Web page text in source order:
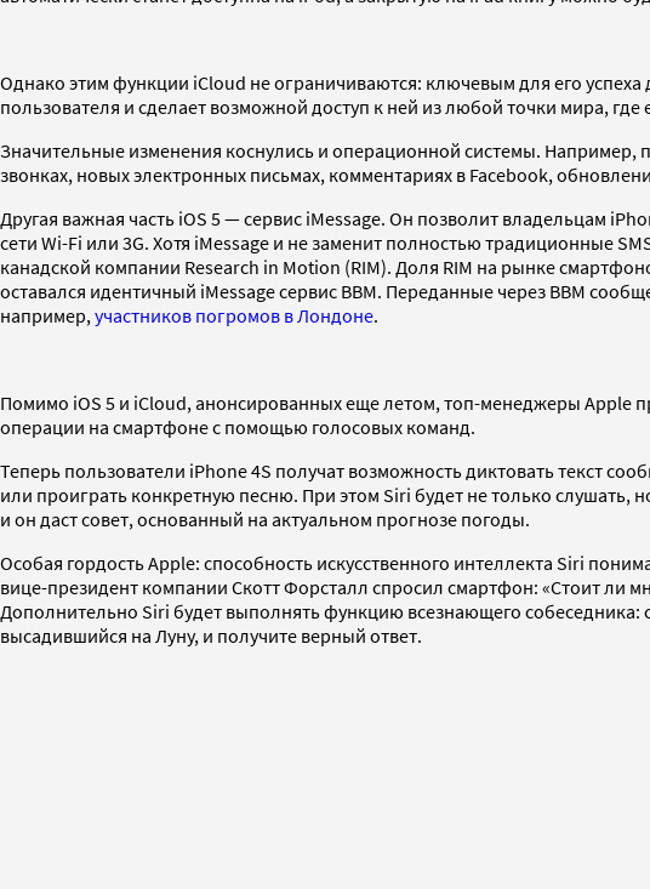
Однако этим функции iCloud не ограничиваются: ключевым для его
пользователя и сделает возможной доступ к ней из любой точки мира,
Значительные изменения коснулись и операционной системы.
звонках, новых электронных письмах, комментариях в Facebook,
Другая важная часть iOS 5 — сервис iMessage. Он позволит владельцам
сети Wi-Fi или 3G. Хотя iMessage и не заменит полностью традиционные
канадской компании Research in Motion (RIM). Доля RIM на рынке
оставался идентичный iMessage сервис BBM. Переданные через BBM
например, участников погромов в Лондоне.
Помимо iOS 5 и iCloud, анонсированных еще летом, топ-менеджеры Apple
операции на смартфоне с помощью голосовых команд.
Теперь пользователи iPhone 4S получат возможность диктовать текст
или проиграть конкретную песню. При этом Siri будет не только слушать,
и он даст совет, основанный на актуальном прогнозе погоды.
Особая гордость Apple: способность искусственного интеллекта Siri
вице-президент компании Скотт Форсталл спросил смартфон: «Стоит ли
Дополнительно Siri будет выполнять функцию всезнающего собеседника:
высадившийся на Луну, и получите верный ответ.